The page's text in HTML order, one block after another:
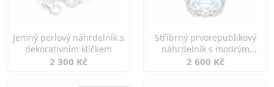
Jemný perlový náhrdelník s
dekorativním klíčkem
2 300 Kč
Stříbrný prvorepublikový
náhrdelník s modrým
spinelem
2 600 Kč